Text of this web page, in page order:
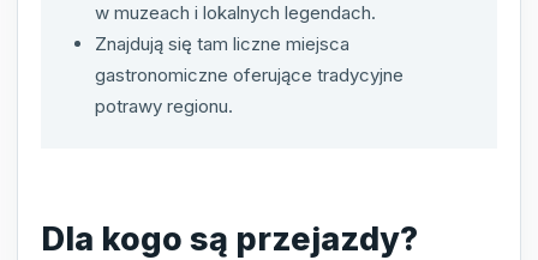
w muzeach i lokalnych legendach.
Znajdują się tam liczne miejsca
gastronomiczne oferujące tradycyjne
potrawy regionu.
Dla kogo są przejazdy?